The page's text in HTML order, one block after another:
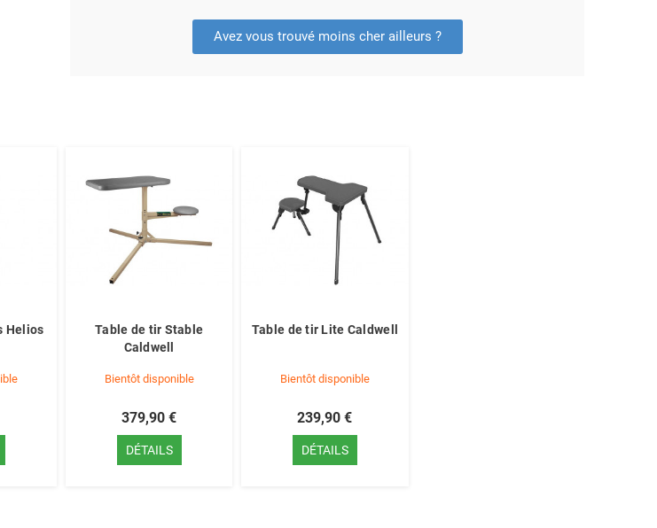
Avez vous trouvé moins cher ailleurs ?
Helios
Table de tir Stable
Caldwell
Bientôt disponible
379,90 €
DÉTAILS
Table de tir Lite Caldwell
Bientôt disponible
239,90 €
DÉTAILS